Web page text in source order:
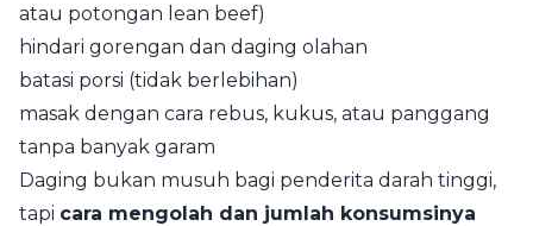
atau potongan lean beef)
hindari gorengan dan daging olahan
batasi porsi (tidak berlebihan)
masak dengan cara rebus, kukus, atau panggang
tanpa banyak garam
Daging bukan musuh bagi penderita darah tinggi,
tapi cara mengolah dan jumlah konsumsinya